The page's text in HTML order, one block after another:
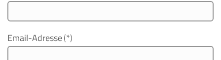
Email-Adresse(*)